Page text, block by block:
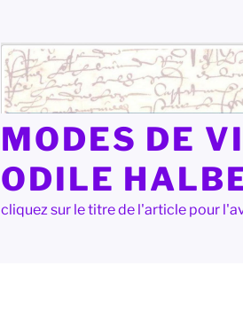
MODES DE
ODILE
cliquez sur le titre de l'article pour